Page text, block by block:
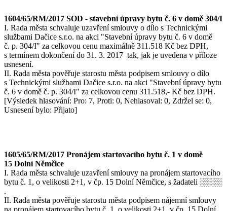
1604/65/RM/2017 SOD - stavební úpravy bytu č. 6 v domě 304/I
I. Rada města schvaluje uzavření smlouvy o dílo s Technickými
službami Dačice s.r.o. na akci "Stavební úpravy bytu č. 6 v domě
č. p. 304/I" za celkovou cenu maximálně 311.518 Kč bez DPH,
s termínem dokončení do 31. 3. 2017 tak, jak je uvedena v příloze
usnesení.
II. Rada města pověřuje starostu města podpisem smlouvy o dílo
s Technickými službami Dačice s.r.o. na akci "Stavební úpravy bytu
č. 6 v domě č. p. 304/I" za celkovou cenu 311.518,- Kč bez DPH.
[Výsledek hlasování: Pro: 7, Proti: 0, Nehlasoval: 0, Zdržel se: 0,
Usnesení bylo: Přijato]
1605/65/RM/2017 Pronájem startovacího bytu č. 1 v domě
15 Dolní Němčice
I. Rada města schvaluje uzavření smlouvy na pronájem startovacího
bytu č. 1, o velikosti 2+1, v čp. 15 Dolní Němčice, s žadateli ░░░░
.
II. Rada města pověřuje starostu města podpisem nájemní smlouvy
na pronájem startovacího bytu č. 1, o velikosti 2+1, v čp. 15 Dolní